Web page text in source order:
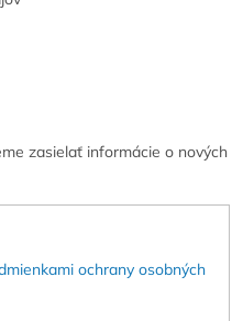
zasielať informácie o nových
ochrany osobných